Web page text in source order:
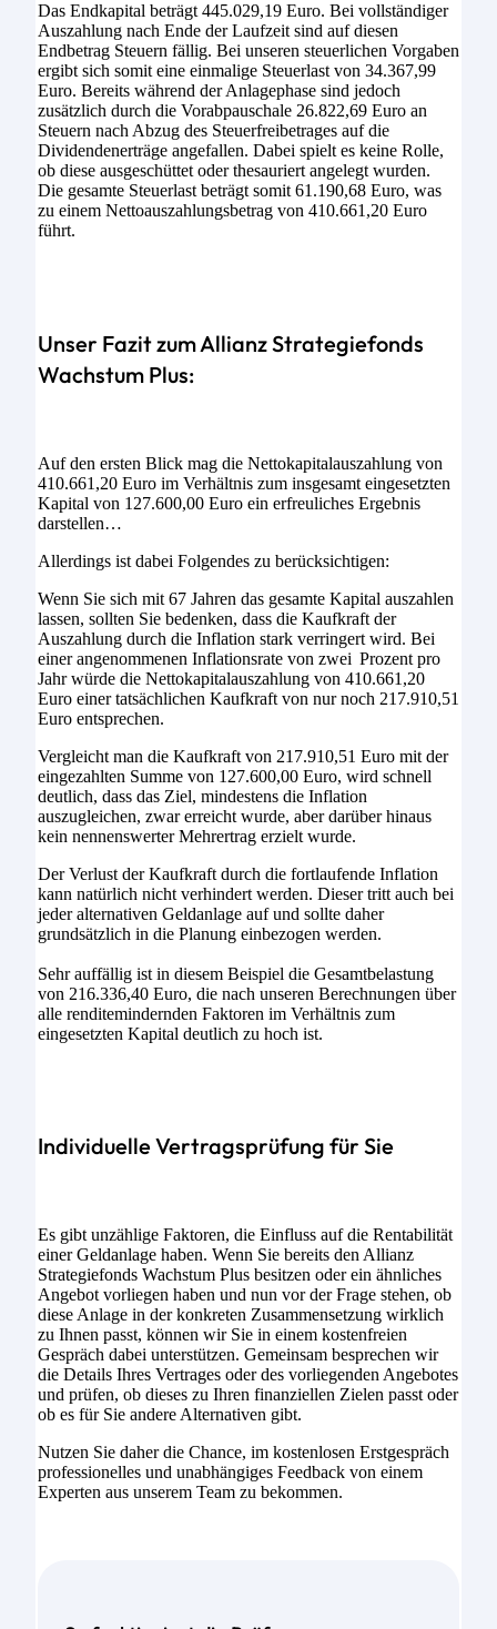
Das Endkapital beträgt 445.029,19 Euro. Bei vollständiger
Auszahlung nach Ende der Laufzeit sind auf diesen
Endbetrag Steuern fällig. Bei unseren steuerlichen Vorgaben
ergibt sich somit eine einmalige Steuerlast von 34.367,99
Euro. Bereits während der Anlagephase sind jedoch
zusätzlich durch die Vorabpauschale 26.822,69 Euro an
Steuern nach Abzug des Steuerfreibetrages auf die
Dividendenerträge angefallen. Dabei spielt es keine Rolle,
ob diese ausgeschüttet oder thesauriert angelegt wurden.
Die gesamte Steuerlast beträgt somit 61.190,68 Euro, was
zu einem Nettoauszahlungsbetrag von 410.661,20 Euro
führt.
Unser Fazit zum Allianz Strategiefonds
Wachstum Plus:
Auf den ersten Blick mag die Nettokapitalauszahlung von
410.661,20 Euro im Verhältnis zum insgesamt eingesetzten
Kapital von 127.600,00 Euro ein erfreuliches Ergebnis
darstellen…
Allerdings ist dabei Folgendes zu berücksichtigen:
Wenn Sie sich mit 67 Jahren das gesamte Kapital auszahlen
lassen, sollten Sie bedenken, dass die Kaufkraft der
Auszahlung durch die Inflation stark verringert wird. Bei
einer angenommenen Inflationsrate von zwei Prozent pro
Jahr würde die Nettokapitalauszahlung von 410.661,20
Euro einer tatsächlichen Kaufkraft von nur noch 217.910,51
Euro entsprechen.
Vergleicht man die Kaufkraft von 217.910,51 Euro mit der
eingezahlten Summe von 127.600,00 Euro, wird schnell
deutlich, dass das Ziel, mindestens die Inflation
auszugleichen, zwar erreicht wurde, aber darüber hinaus
kein nennenswerter Mehrertrag erzielt wurde.
Der Verlust der Kaufkraft durch die fortlaufende Inflation
kann natürlich nicht verhindert werden. Dieser tritt auch bei
jeder alternativen Geldanlage auf und sollte daher
grundsätzlich in die Planung einbezogen werden.
Sehr auffällig ist in diesem Beispiel die Gesamtbelastung
von 216.336,40 Euro, die nach unseren Berechnungen über
alle renditemindernden Faktoren im Verhältnis zum
eingesetzten Kapital deutlich zu hoch ist.
Individuelle Vertragsprüfung für Sie
Es gibt unzählige Faktoren, die Einfluss auf die Rentabilität
einer Geldanlage haben. Wenn Sie bereits den Allianz
Strategiefonds Wachstum Plus besitzen oder ein ähnliches
Angebot vorliegen haben und nun vor der Frage stehen, ob
diese Anlage in der konkreten Zusammensetzung wirklich
zu Ihnen passt, können wir Sie in einem kostenfreien
Gespräch dabei unterstützen. Gemeinsam besprechen wir
die Details Ihres Vertrages oder des vorliegenden Angebotes
und prüfen, ob dieses zu Ihren finanziellen Zielen passt oder
ob es für Sie andere Alternativen gibt.
Nutzen Sie daher die Chance, im kostenlosen Erstgespräch
professionelles und unabhängiges Feedback von einem
Experten aus unserem Team zu bekommen.